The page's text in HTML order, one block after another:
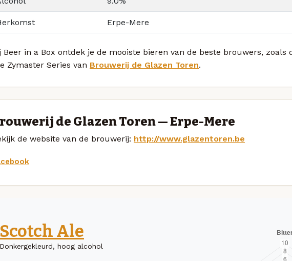
Erpe-Mere
Beer in a Box ontdek je de mooiste bieren van de beste brouwers, zoals
Zymaster Series van Brouwerij de Glazen Toren.
de Glazen Toren — Erpe-Mere
de website van de brouwerij: http://www.glazentoren.be
Scotch Ale
Donkergekleurd, hoog alcohol